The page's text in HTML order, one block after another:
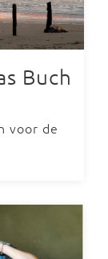
Buch
voor de